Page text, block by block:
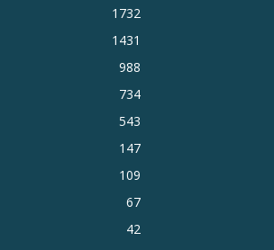
1732
1431
988
734
543
147
109
67
42